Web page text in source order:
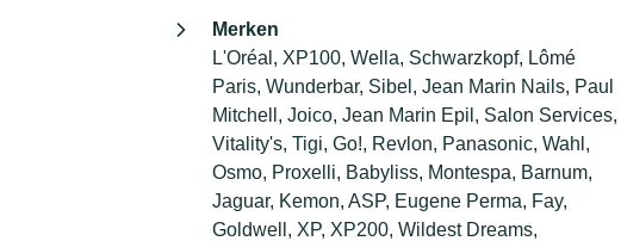
Merken
L'Oréal, XP100, Wella, Schwarzkopf, Lômé
Paris, Wunderbar, Sibel, Jean Marin Nails, Paul
Mitchell, Joico, Jean Marin Epil, Salon Services,
Vitality's, Tigi, Go!, Revlon, Panasonic, Wahl,
Osmo, Proxelli, Babyliss, Montespa, Barnum,
Jaguar, Kemon, ASP, Eugene Perma, Fay,
Goldwell, XP, XP200, Wildest Dreams,